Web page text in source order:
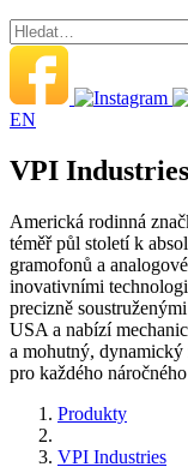
EN
VPI Industries
Americká rodinná
téměř půl století k
gramofonů a
inovativními
precizně
USA a nabízí
a mohutný,
pro každého
Produkty
VPI Industries